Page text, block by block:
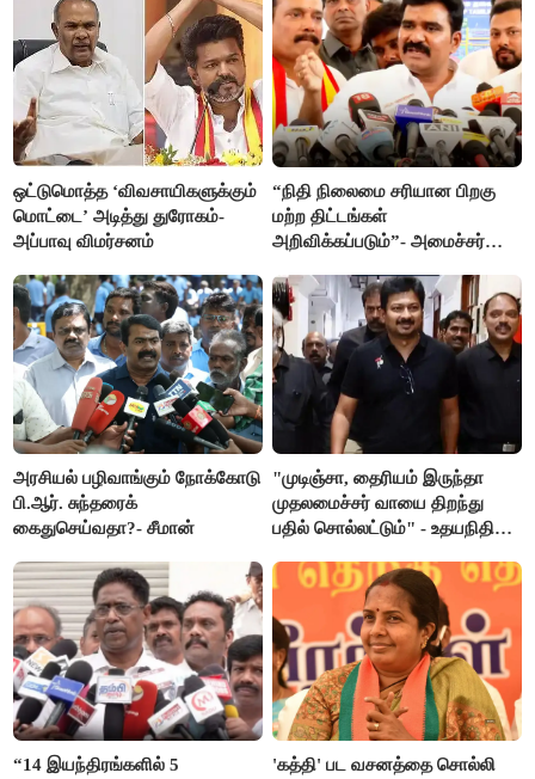
ஒட்டுமொத்த ‘விவசாயிகளுக்கும்
மொட்டை’ அடித்து துரோகம்-
அப்பாவு விமர்சனம்
“நிதி நிலைமை சரியான பிறகு
மற்ற திட்டங்கள்
அறிவிக்கப்படும்”- அமைச்சர்
அரசியல் பழிவாங்கும் நோக்கோடு
பி.ஆர். சுந்தரைக்
கைதுசெய்வதா?- சீமான்
"முடிஞ்சா, தைரியம் இருந்தா
முதலமைச்சர் வாயை திறந்து
பதில் சொல்லட்டும்" - உதயநிதி
“14 இயந்திரங்களில் 5
'கத்தி' பட வசனத்தை சொல்லி